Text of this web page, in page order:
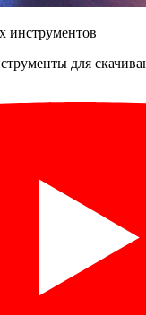
инструментов
для